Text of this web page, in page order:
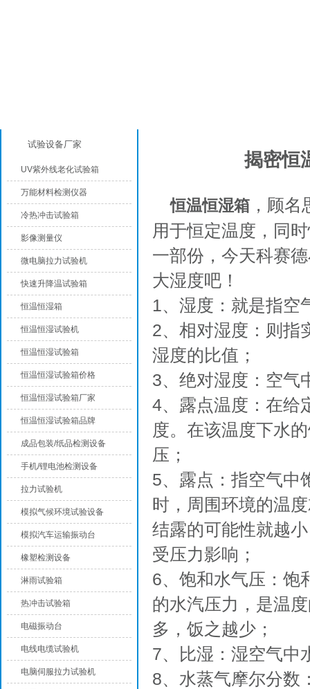
揭密恒
恒温恒湿箱 ，顾
用于恒定温度，同
一部份，今天科赛
大湿度吧！
1、湿度：就是指空
2、相对湿度：则指
湿度的比值；
3、绝对湿度：空气
4、露点温度：在给
度。在该温度下水
压；
5、露点：指空气中
时，周围环境的温
结露的可能性就越
受压力影响；
6、饱和水气压：饱
的水汽压力，是温
多，饭之越少；
7、比湿：湿空气中
8、水蒸气摩尔分数
试验设备厂家
UV紫外线老化试验箱
万能材料检测仪器
冷热冲击试验箱
影像测量仪
微电脑拉力试验机
快速升降温试验箱
恒温恒湿箱
恒温恒湿试验机
恒温恒湿试验箱
恒温恒湿试验箱价格
恒温恒湿试验箱厂家
恒温恒湿试验箱品牌
成品包装/纸品检测设备
手机/锂电池检测设备
拉力试验机
模拟气候环境试验设备
模拟汽车运输振动台
橡塑检测设备
淋雨试验箱
热冲击试验箱
电磁振动台
电线电缆试验机
电脑伺服拉力试验机